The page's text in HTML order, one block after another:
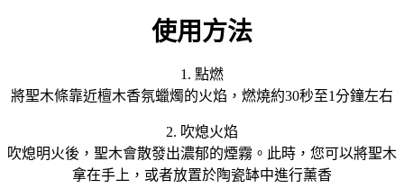
使用方法
1. 點燃
將聖木條靠近檀木香氛蠟燭的火焰，燃燒約30秒至1分鐘左右
2. 吹熄火焰
吹熄明火後，聖木會散發出濃郁的煙霧。此時，您可以將聖木
拿在手上，或者放置於陶瓷缽中進行薰香